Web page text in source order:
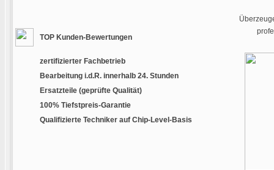
TOP Kunden-Bewertungen
zertifizierter Fachbetrieb
Bearbeitung i.d.R. innerhalb 24. Stunden
Ersatzteile (geprüfte Qualität)
100% Tiefstpreis-Garantie
Qualifizierte Techniker auf Chip-Level-Basis